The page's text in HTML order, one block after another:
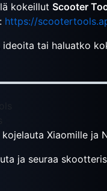
kokeillut Scooter
https://
ideoita tai haluatko
Xiaomille ja
ja seuraa